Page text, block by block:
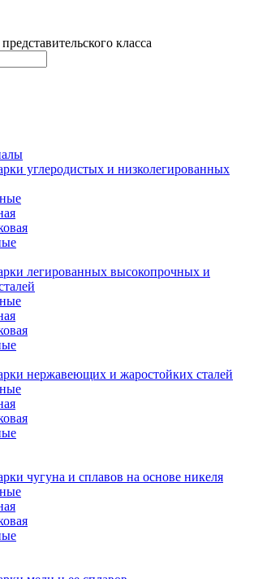
класса
углеродистых и низколегированных
легированных высокопрочных и
нержавеющих и жаростойких сталей
чугуна и сплавов на основе никеля